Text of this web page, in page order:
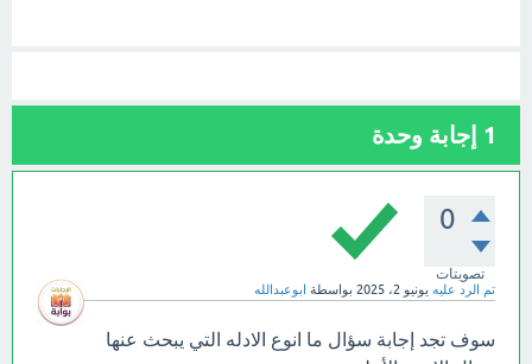
1 إجابة وحدة
0
تصويتات
تم الرد عليه يونيو 2، 2025 بواسطة ابوعبدالله
سوف تجد إجابة سؤال ما انوع الادله التي يبحث عنها